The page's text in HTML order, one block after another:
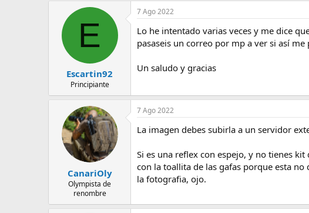
E
Escartin92
Principiante
7 Ago 2022
Lo he intentado varias veces y me dice
pasaseis un correo por mp a ver si así
Un saludo y gracias
CanariOly
Olympista de
renombre
7 Ago 2022
La imagen debes subirla a un servidor
Si es una reflex con espejo, y no tienes
con la toallita de las gafas porque esta
la fotografia, ojo.